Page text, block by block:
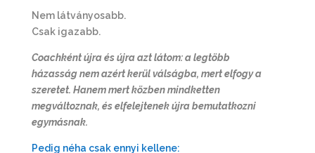
Nem látványosabb.
Csak igazabb.
Coachként újra és újra azt látom: a legtöbb
házasság nem azért kerül válságba, mert elfogy a
szeretet. Hanem mert közben mindketten
megváltoznak, és elfelejtenek újra bemutatkozni
egymásnak.
Pedig néha csak ennyi kellene: